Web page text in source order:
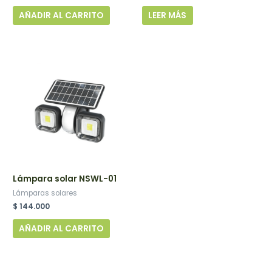
AÑADIR AL CARRITO LEER MÁS
Lámpara solar NSWL-01
Lámparas solares
$ 144.000
AÑADIR AL CARRITO